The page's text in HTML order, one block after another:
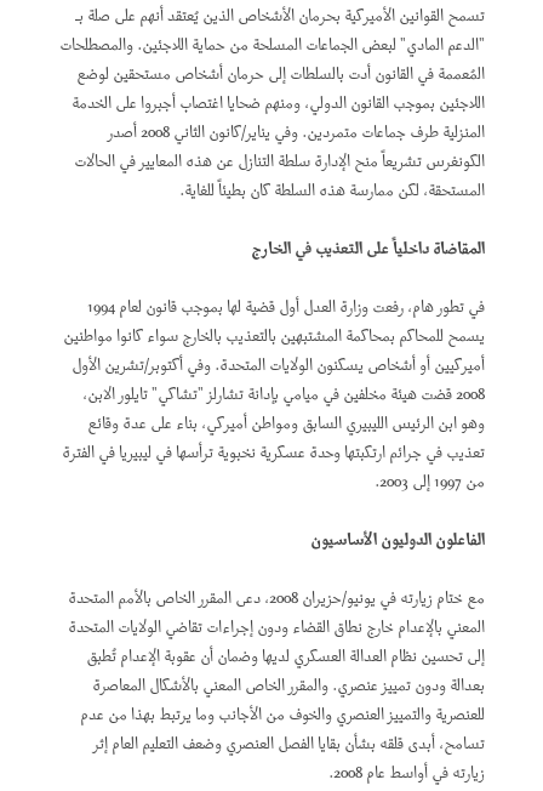
تسمح القوانين الأميركية بحرمان الأشخاص الذين يُعتقد أنهم على صلة بـ
"الدعم المادي" لبعض الجماعات المسلحة من حماية اللاجئين. والمصطلحات
المُعممة في القانون أدت بالسلطات إلى حرمان أشخاص مستحقين لوضع
اللاجئين بموجب القانون الدولي، ومنهم ضحايا اغتصاب أجبروا على الخدمة
المنزلية طرف جماعات متمردين. وفي يناير/كانون الثاني 2008 أصدر
الكونغرس تشريعاً منح الإدارة سلطة التنازل عن هذه المعايير في الحالات
المستحقة، لكن ممارسة هذه السلطة كان بطيئاً للغاية.
المقاضاة داخلياً على التعذيب في الخارج
في تطور هام، رفعت وزارة العدل أول قضية لها بموجب قانون لعام 1994
يسمح للمحاكم بمحاكمة المشتبهين بالتعذيب بالخارج سواء كانوا مواطنين
أميركيين أو أشخاص يسكنون الولايات المتحدة. وفي أكتوبر/تشرين الأول
2008 قضت هيئة مخلفين في ميامي بإدانة تشارلز "تشاكي" تايلور الابن،
وهو ابن الرئيس الليبيري السابق ومواطن أميركي، بناء على عدة وقائع
تعذيب في جرائم ارتكبتها وحدة عسكرية نخبوية ترأسها في ليبيريا في الفترة
من 1997 إلى 2003.
الفاعلون الدوليون الأساسيون
مع ختام زيارته في يونيو/حزيران 2008، دعى المقرر الخاص بالأمم المتحدة
المعني بالإعدام خارج نطاق القضاء ودون إجراءات تقاضي الولايات المتحدة
إلى تحسين نظام العدالة العسكري لديها وضمان أن عقوبة الإعدام تُطبق
بعدالة ودون تمييز عنصري. والمقرر الخاص المعني بالأشكال المعاصرة
للعنصرية والتمييز العنصري والخوف من الأجانب وما يرتبط بهذا من عدم
تسامح، أبدى قلقه بشأن بقايا الفصل العنصري وضعف التعليم العام إثر
زيارته في أواسط عام 2008.